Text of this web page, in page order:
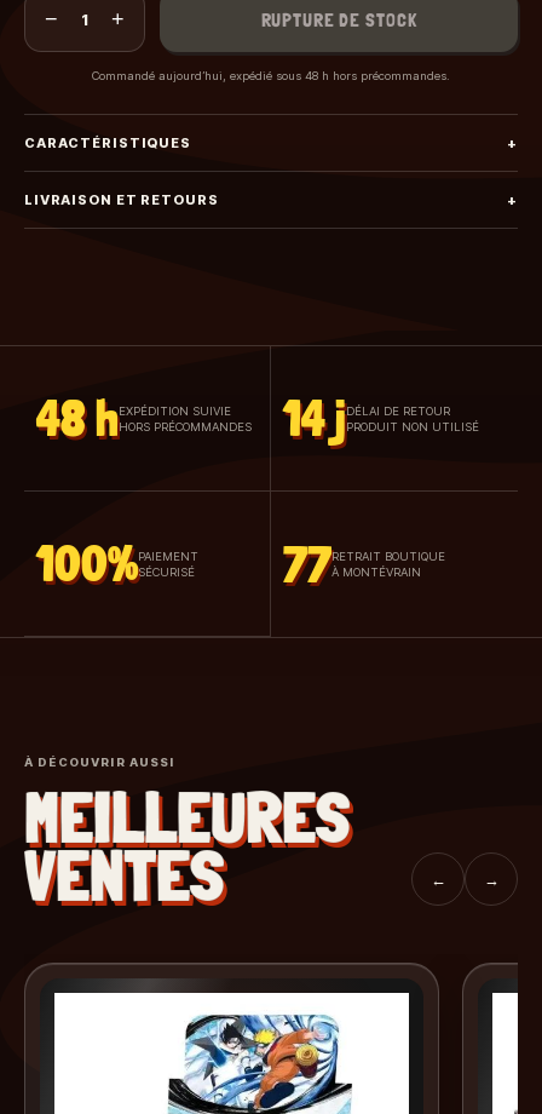
− 1 + RUPTURE DE STOCK
Commandé aujourd’hui, expédié sous 48 h hors précommandes.
CARACTÉRISTIQUES +
LIVRAISON ET RETOURS +
48 hEXPÉDITION SUIVIE
HORS PRÉCOMMANDES
14 jDÉLAI DE RETOUR
PRODUIT NON UTILISÉ
100%PAIEMENT
SÉCURISÉ
77RETRAIT BOUTIQUE
À MONTÉVRAIN
À DÉCOUVRIR AUSSI
MEILLEURES
VENTES ← →